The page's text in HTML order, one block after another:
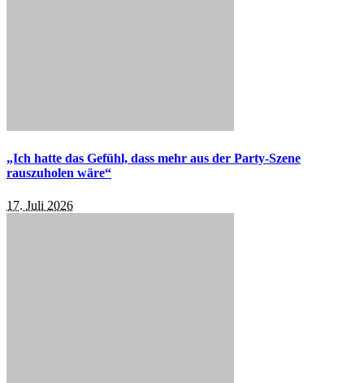
„Ich hatte das Gefühl, dass mehr aus der Party-Szene
rauszuholen wäre“
17. Juli 2026